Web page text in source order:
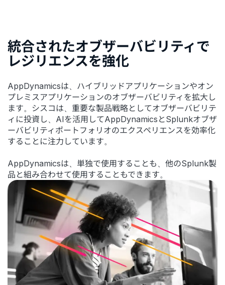
統合されたオブザーバビリティで
レジリエンスを強化
AppDynamicsは、ハイブリッドアプリケーションやオン
プレミスアプリケーションのオブザーバビリティを拡大し
ます。シスコは、重要な製品戦略としてオブザーバビリテ
ィに投資し、AIを活用してAppDynamicsとSplunkオブザ
ーバビリティポートフォリオのエクスペリエンスを効率化
することに注力しています。
AppDynamicsは、単独で使用することも、他のSplunk製
品と組み合わせて使用することもできます。